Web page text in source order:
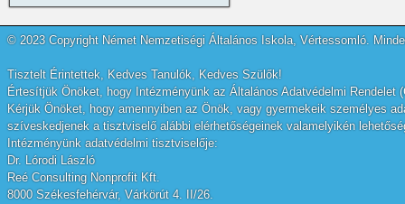
© 2023 Copyright Német Nemzetiségi Általános Iskola, Vértessomló.
Tisztelt Érintettek, Kedves Tanulók, Kedves Szülők!
Értesítjük Önöket, hogy Intézményünk az Általános Adatvédelmi
Kérjük Önöket, hogy amennyiben az Önök, vagy gyermekeik személyes
szíveskedjenek a tisztviselő alábbi elérhetőségeinek valamelyikén
Intézményünk adatvédelmi tisztviselője:
Dr. Lórodi László
Reé Consulting Nonprofit Kft.
8000 Székesfehérvár, Várkörút 4. II/26.